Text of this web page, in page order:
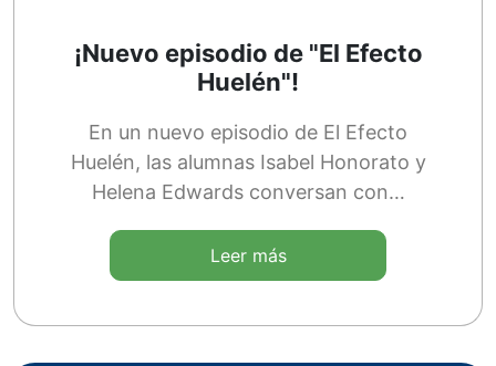
¡Nuevo episodio de "El Efecto
Huelén"!
En un nuevo episodio de El Efecto
Huelén, las alumnas Isabel Honorato y
Helena Edwards conversan con…
Leer más